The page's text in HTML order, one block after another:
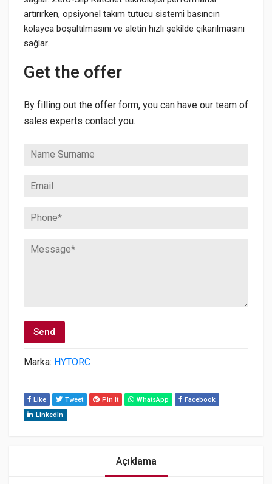
artırırken, opsiyonel takım tutucu sistemi basıncın
kolayca boşaltılmasını ve aletin hızlı şekilde çıkarılmasını
sağlar.
Get the offer
By filling out the offer form, you can have our team of
sales experts contact you.
Marka: HYTORC
Like Tweet Pin It WhatsApp
Facebook
LinkedIn
Açıklama